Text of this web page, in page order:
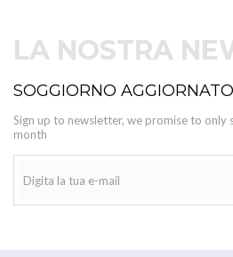
LA NOSTRA
SOGGIORNO AGGIORNATO
Sign up to newsletter, we promise to only
month